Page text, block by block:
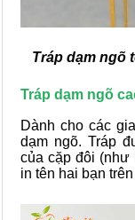
Tráp dạm ngõ
Tráp dạm ngõ
Dành cho các
dạm ngõ. Tráp
của cặp đôi (như
in tên hai bạn